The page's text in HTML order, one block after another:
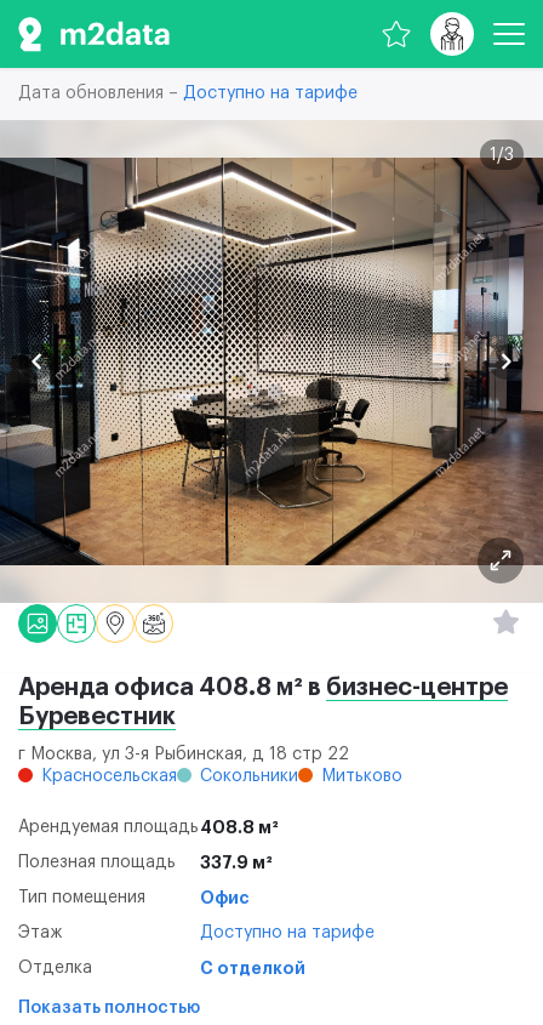
Дата обновления – Доступно на тарифе
1/3
Аренда офиса 408.8 м² в бизнес-центре
Буревестник
г Москва, ул 3-я Рыбинская, д 18 стр 22
Красносельская
Сокольники Митьково
Арендуемая площадь 408.8 м²
Полезная площадь 337.9 м²
Тип помещения Офис
Этаж Доступно на тарифе
Отделка С отделкой
Показать полностью